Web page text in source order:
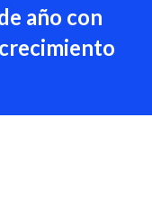
año con